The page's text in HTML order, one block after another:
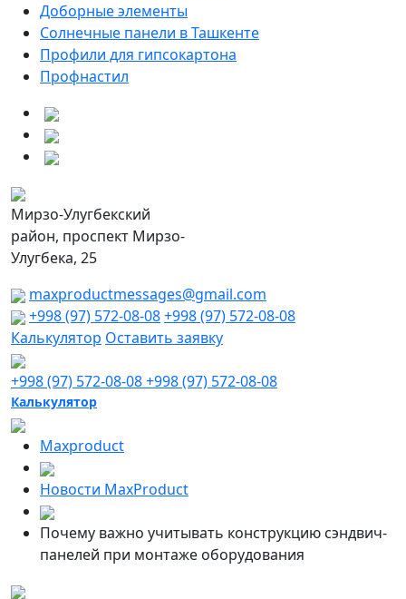
Доборные элементы
Солнечные панели в Ташкенте
Профили для гипсокартона
Профнастил
Мирзо-Улугбекский
район, проспект Мирзо-
Улугбека, 25
maxproductmessages@gmail.com
+998 (97) 572-08-08+998 (97) 572-08-08
Калькулятор Оставить заявку
+998 (97) 572-08-08+998 (97) 572-08-08
Калькулятор
Maxproduct
Новости MaxProduct
Почему важно учитывать конструкцию сэндвич-
панелей при монтаже оборудования